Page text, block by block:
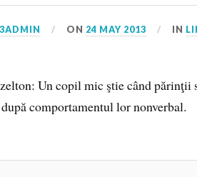
ON 24 MAY 2013 IN
Un copil mic ştie când părinţii
după comportamentul lor nonverbal.